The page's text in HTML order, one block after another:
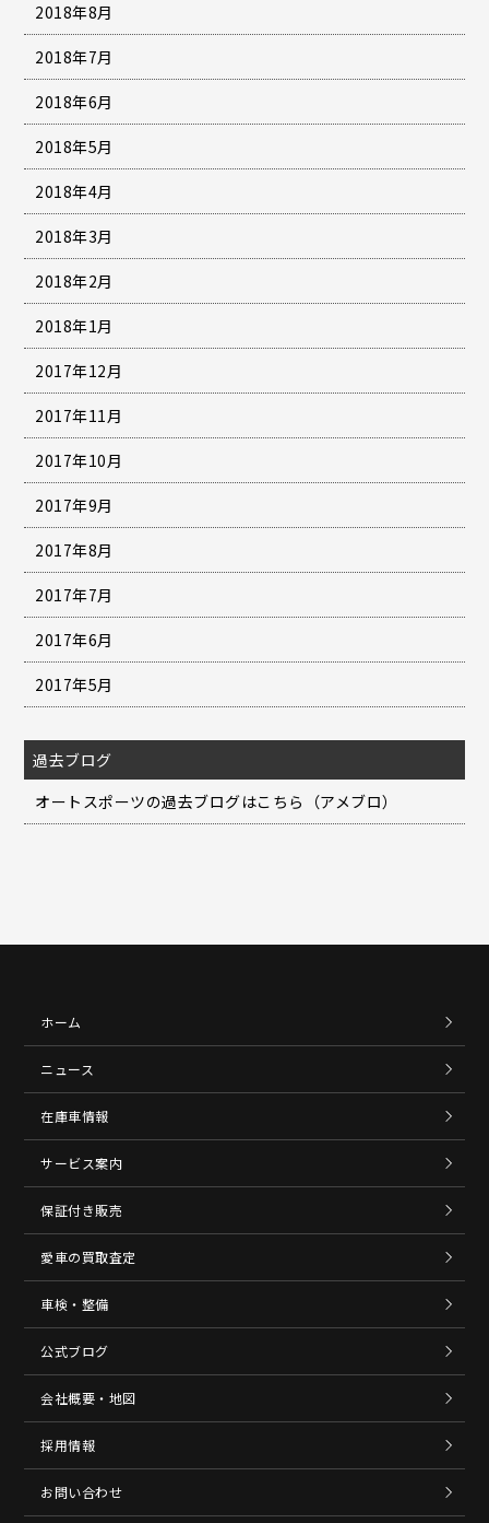
2018年8月
2018年7月
2018年6月
2018年5月
2018年4月
2018年3月
2018年2月
2018年1月
2017年12月
2017年11月
2017年10月
2017年9月
2017年8月
2017年7月
2017年6月
2017年5月
過去ブログ
オートスポーツの過去ブログはこちら（アメブロ）
ホーム
ニュース
在庫車情報
サービス案内
保証付き販売
愛車の買取査定
車検・整備
公式ブログ
会社概要・地図
採用情報
お問い合わせ